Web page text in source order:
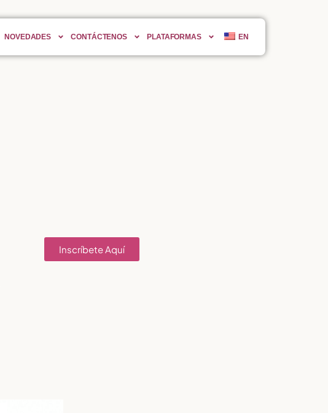
NOVEDADES CONTÁCTENOS PLATAFORMAS EN
Inscríbete Aquí